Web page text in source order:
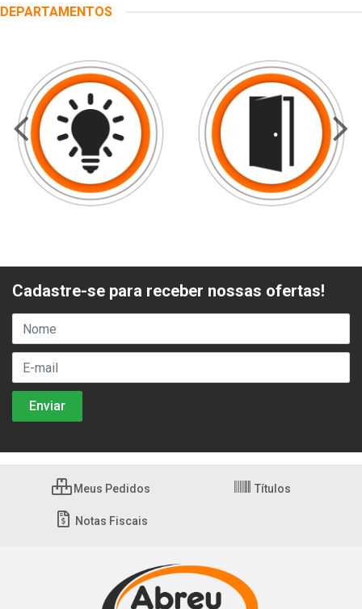
DEPARTAMENTOS
Cadastre-se para receber nossas ofertas!
Meus Pedidos Títulos
Notas Fiscais